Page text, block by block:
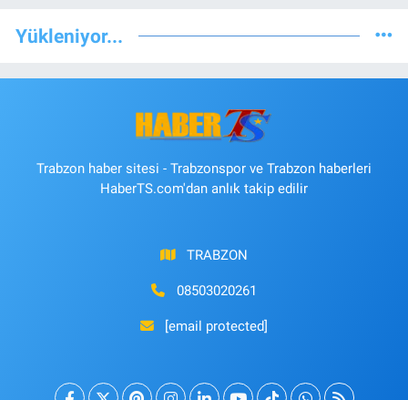
Yükleniyor...
Trabzon haber sitesi - Trabzonspor ve Trabzon haberleri
HaberTS.com'dan anlık takip edilir
TRABZON
08503020261
[email protected]